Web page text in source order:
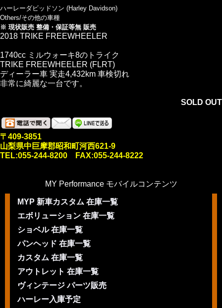
ハーレーダビッドソン (Harley Davidson)
Others/その他の車種
※ 現状販売 整備・保証等無 販売
2018 TRIKE FREEWHEELER
1740cc ミルウォーキ8のトライク
TRIKE FREEWHEELER (FLRT)
ディーラー車 実走4,432km 車検切れ
非常に綺麗な一台です。
SOLD OUT
〒409-3851
山梨県中巨摩郡昭和町河西621-9
TEL:055-244-8200 FAX:055-244-8222
MY Performance モバイルコンテンツ
MYP 新車カスタム 在庫一覧
エボリューション 在庫一覧
ショベル 在庫一覧
パンヘッド 在庫一覧
カスタム 在庫一覧
アウトレット 在庫一覧
ヴィンテージ パーツ販売
ハーレー入庫予定